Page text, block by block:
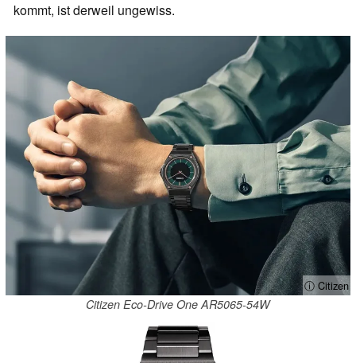
kommt, ist derweil ungewiss.
ⓘ Citizen
Citizen Eco-Drive One AR5065-54W